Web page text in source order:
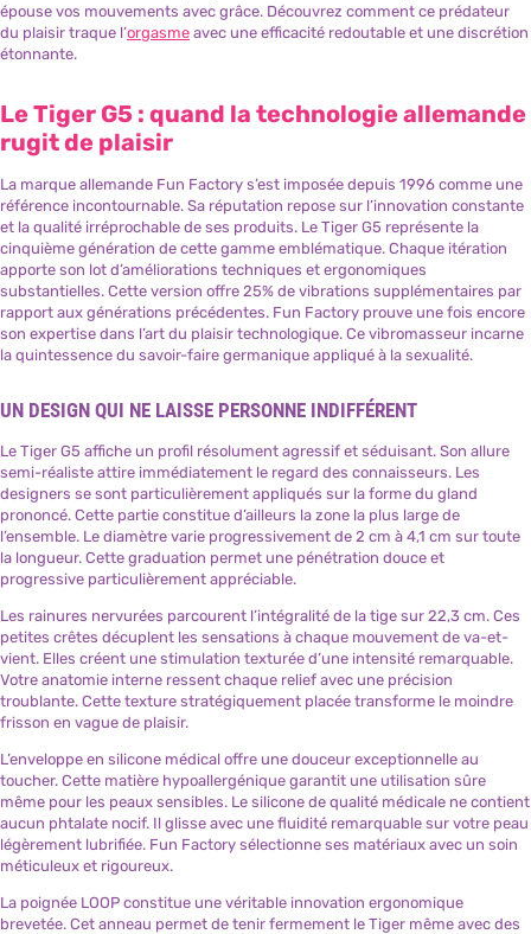
épouse vos mouvements avec grâce. Découvrez comment ce prédateur
du plaisir traque l’orgasme avec une efficacité redoutable et une discrétion
étonnante.
Le Tiger G5 : quand la technologie allemande
rugit de plaisir
La marque allemande Fun Factory s’est imposée depuis 1996 comme une
référence incontournable. Sa réputation repose sur l’innovation constante
et la qualité irréprochable de ses produits. Le Tiger G5 représente la
cinquième génération de cette gamme emblématique. Chaque itération
apporte son lot d’améliorations techniques et ergonomiques
substantielles. Cette version offre 25% de vibrations supplémentaires par
rapport aux générations précédentes. Fun Factory prouve une fois encore
son expertise dans l’art du plaisir technologique. Ce vibromasseur incarne
la quintessence du savoir-faire germanique appliqué à la sexualité.
UN DESIGN QUI NE LAISSE PERSONNE INDIFFÉRENT
Le Tiger G5 affiche un profil résolument agressif et séduisant. Son allure
semi-réaliste attire immédiatement le regard des connaisseurs. Les
designers se sont particulièrement appliqués sur la forme du gland
prononcé. Cette partie constitue d’ailleurs la zone la plus large de
l’ensemble. Le diamètre varie progressivement de 2 cm à 4,1 cm sur toute
la longueur. Cette graduation permet une pénétration douce et
progressive particulièrement appréciable.
Les rainures nervurées parcourent l’intégralité de la tige sur 22,3 cm. Ces
petites crêtes décuplent les sensations à chaque mouvement de va-et-
vient. Elles créent une stimulation texturée d’une intensité remarquable.
Votre anatomie interne ressent chaque relief avec une précision
troublante. Cette texture stratégiquement placée transforme le moindre
frisson en vague de plaisir.
L’enveloppe en silicone médical offre une douceur exceptionnelle au
toucher. Cette matière hypoallergénique garantit une utilisation sûre
même pour les peaux sensibles. Le silicone de qualité médicale ne contient
aucun phtalate nocif. Il glisse avec une fluidité remarquable sur votre peau
légèrement lubrifiée. Fun Factory sélectionne ses matériaux avec un soin
méticuleux et rigoureux.
La poignée LOOP constitue une véritable innovation ergonomique
brevetée. Cet anneau permet de tenir fermement le Tiger même avec des